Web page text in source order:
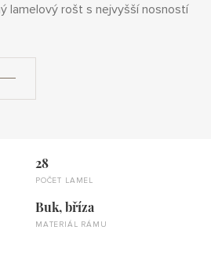
lamelový rošt s nejvyšší nosností
POČET LAMEL
28
MATERIÁL RÁMU
Buk, bříza